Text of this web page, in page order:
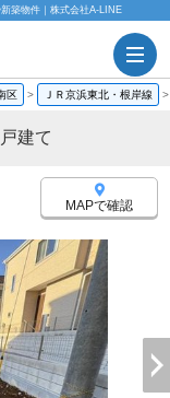
築物件｜株式会社A-LINE
区 > ＪＲ京浜東北・根岸線
建て
MAPで確認